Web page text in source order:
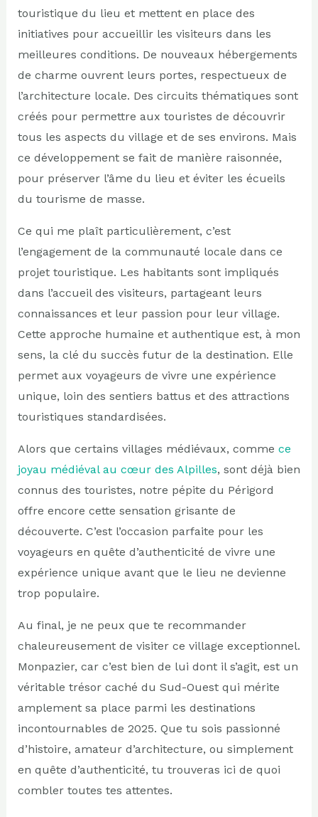
touristique du lieu et mettent en place des
initiatives pour accueillir les visiteurs dans les
meilleures conditions. De nouveaux hébergements
de charme ouvrent leurs portes, respectueux de
l’architecture locale. Des circuits thématiques sont
créés pour permettre aux touristes de découvrir
tous les aspects du village et de ses environs. Mais
ce développement se fait de manière raisonnée,
pour préserver l’âme du lieu et éviter les écueils
du tourisme de masse.
Ce qui me plaît particulièrement, c’est
l’engagement de la communauté locale dans ce
projet touristique. Les habitants sont impliqués
dans l’accueil des visiteurs, partageant leurs
connaissances et leur passion pour leur village.
Cette approche humaine et authentique est, à mon
sens, la clé du succès futur de la destination. Elle
permet aux voyageurs de vivre une expérience
unique, loin des sentiers battus et des attractions
touristiques standardisées.
Alors que certains villages médiévaux, comme ce
joyau médiéval au cœur des Alpilles, sont déjà bien
connus des touristes, notre pépite du Périgord
offre encore cette sensation grisante de
découverte. C’est l’occasion parfaite pour les
voyageurs en quête d’authenticité de vivre une
expérience unique avant que le lieu ne devienne
trop populaire.
Au final, je ne peux que te recommander
chaleureusement de visiter ce village exceptionnel.
Monpazier, car c’est bien de lui dont il s’agit, est un
véritable trésor caché du Sud-Ouest qui mérite
amplement sa place parmi les destinations
incontournables de 2025. Que tu sois passionné
d’histoire, amateur d’architecture, ou simplement
en quête d’authenticité, tu trouveras ici de quoi
combler toutes tes attentes.